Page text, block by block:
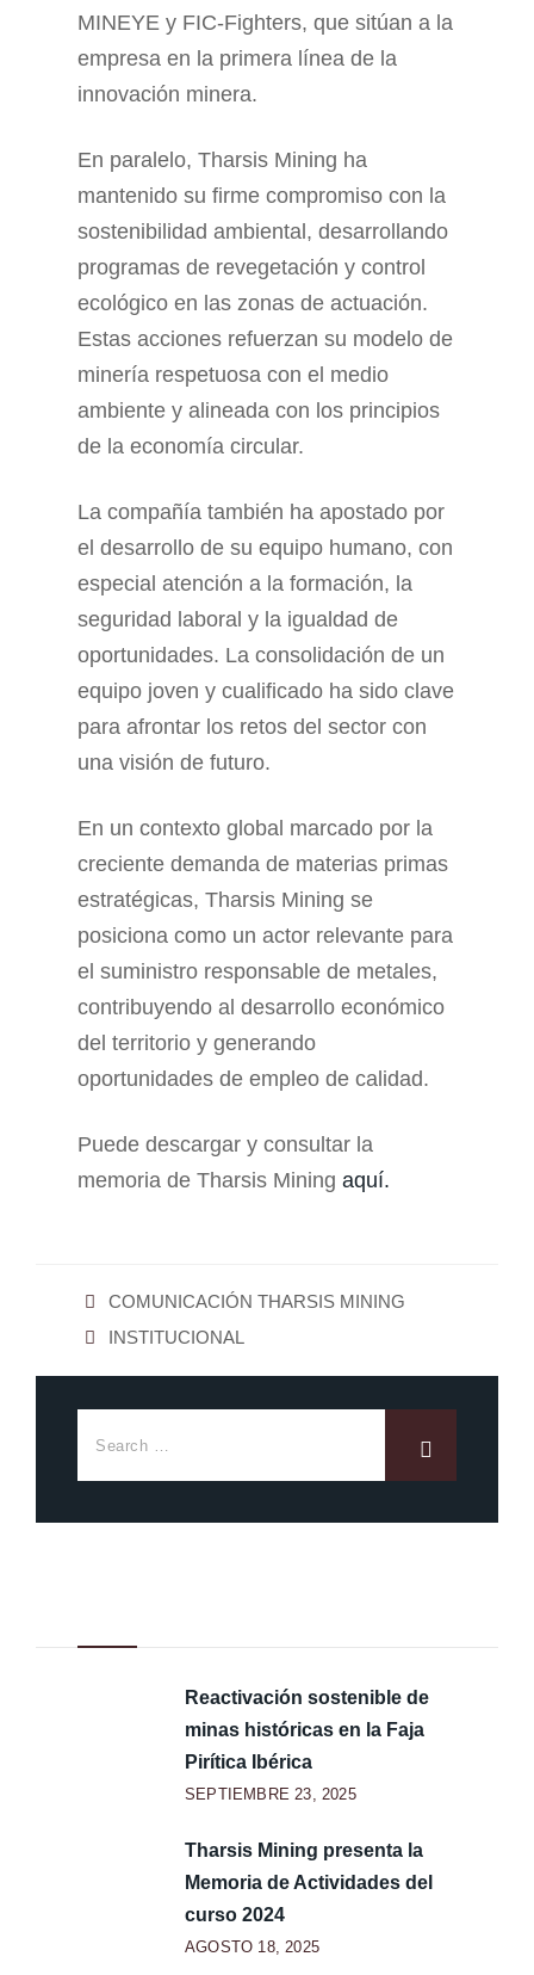
MINEYE y FIC-Fighters, que sitúan a la
empresa en la primera línea de la
innovación minera.
En paralelo, Tharsis Mining ha
mantenido su firme compromiso con la
sostenibilidad ambiental, desarrollando
programas de revegetación y control
ecológico en las zonas de actuación.
Estas acciones refuerzan su modelo de
minería respetuosa con el medio
ambiente y alineada con los principios
de la economía circular.
La compañía también ha apostado por
el desarrollo de su equipo humano, con
especial atención a la formación, la
seguridad laboral y la igualdad de
oportunidades. La consolidación de un
equipo joven y cualificado ha sido clave
para afrontar los retos del sector con
una visión de futuro.
En un contexto global marcado por la
creciente demanda de materias primas
estratégicas, Tharsis Mining se
posiciona como un actor relevante para
el suministro responsable de metales,
contribuyendo al desarrollo económico
del territorio y generando
oportunidades de empleo de calidad.
Puede descargar y consultar la
memoria de Tharsis Mining aquí.
COMUNICACIÓN THARSIS MINING
INSTITUCIONAL
Reactivación sostenible de
minas históricas en la Faja
Pirítica Ibérica
SEPTIEMBRE 23, 2025
Tharsis Mining presenta la
Memoria de Actividades del
curso 2024
AGOSTO 18, 2025